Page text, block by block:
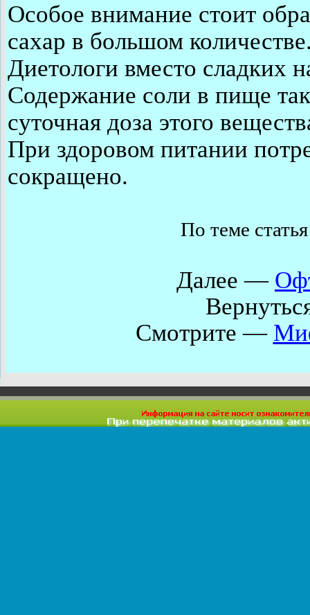
Особое внимание стоит
сахар в большом
Диетологи вместо сладких
Содержание соли в пище
суточная доза этого
При здоровом питании
сокращено.
По теме
Далее —
Смотрите —